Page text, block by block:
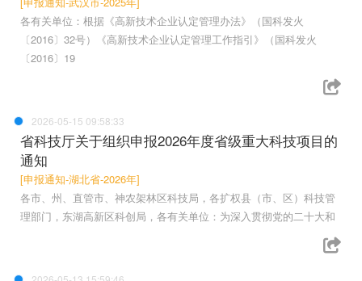
各有关单位：根据《高新技术企业认定管理办法》（国科发火
〔2016〕32号）《高新技术企业认定管理工作指引》（国科发火
〔2016〕19
2026-05-15 09:58:33
省科技厅关于组织申报2026年度省级重大科技项目的
通知
[申报通知-湖北省-2026年]
各市、州、直管市、神农架林区科技局，各扩权县（市、区）科技管
理部门，东湖高新区科创局，各有关单位：为深入贯彻党的二十大和